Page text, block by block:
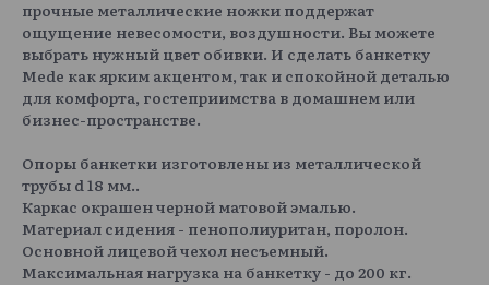
прочные металлические ножки поддержат
ощущение невесомости, воздушности. Вы можете
выбрать нужный цвет обивки. И сделать банкетку
Mede как ярким акцентом, так и спокойной деталью
для комфорта, гостеприимства в домашнем или
бизнес-пространстве.
Опоры банкетки изготовлены из металлической
трубы d 18 мм..
Каркас окрашен черной матовой эмалью.
Материал сидения - пенополиуритан, поролон.
Основной лицевой чехол несъемный.
Максимальная нагрузка на банкетку - до 200 кг.